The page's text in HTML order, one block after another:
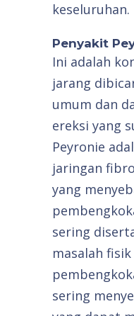
keseluruhan.
Penyakit
Ini adalah
jarang
umum dan
ereksi yang
Peyronie
jaringan
yang
sering
masalah
sering